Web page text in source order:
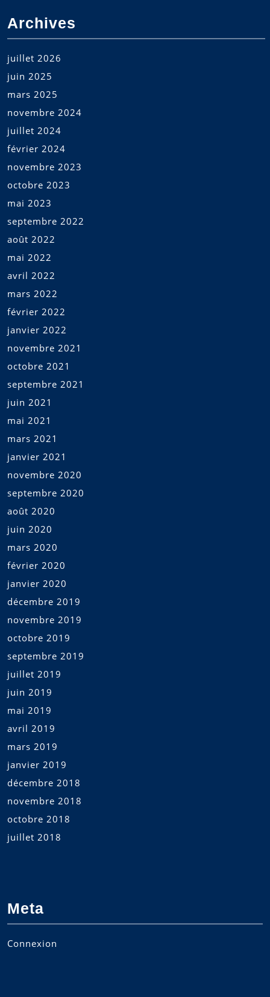
Archives
juillet 2026
juin 2025
mars 2025
novembre 2024
juillet 2024
février 2024
novembre 2023
octobre 2023
mai 2023
septembre 2022
août 2022
mai 2022
avril 2022
mars 2022
février 2022
janvier 2022
novembre 2021
octobre 2021
septembre 2021
juin 2021
mai 2021
mars 2021
janvier 2021
novembre 2020
septembre 2020
août 2020
juin 2020
mars 2020
février 2020
janvier 2020
décembre 2019
novembre 2019
octobre 2019
septembre 2019
juillet 2019
juin 2019
mai 2019
avril 2019
mars 2019
janvier 2019
décembre 2018
novembre 2018
octobre 2018
juillet 2018
Meta
Connexion